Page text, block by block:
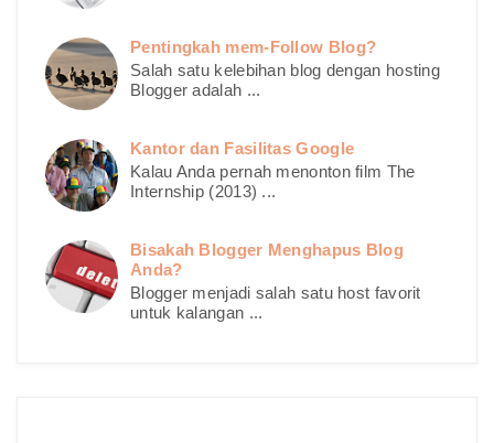
Pentingkah mem-Follow Blog?
Salah satu kelebihan blog dengan hosting
Blogger adalah ...
Kantor dan Fasilitas Google
Kalau Anda pernah menonton film The
Internship (2013) ...
Bisakah Blogger Menghapus Blog
Anda?
Blogger menjadi salah satu host favorit
untuk kalangan ...